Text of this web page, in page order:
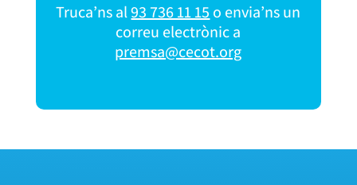
Truca’ns al93 736 11 15 o envia’ns un
correu electrònic a
premsa@cecot.org